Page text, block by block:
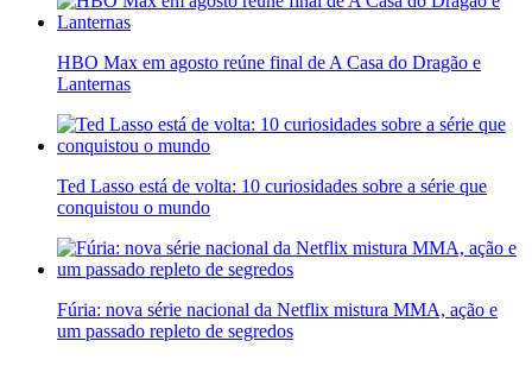
HBO Max em agosto reúne final de A Casa do Dragão e
Lanternas
Ted Lasso está de volta: 10 curiosidades sobre a série que
conquistou o mundo
Fúria: nova série nacional da Netflix mistura MMA, ação e
um passado repleto de segredos